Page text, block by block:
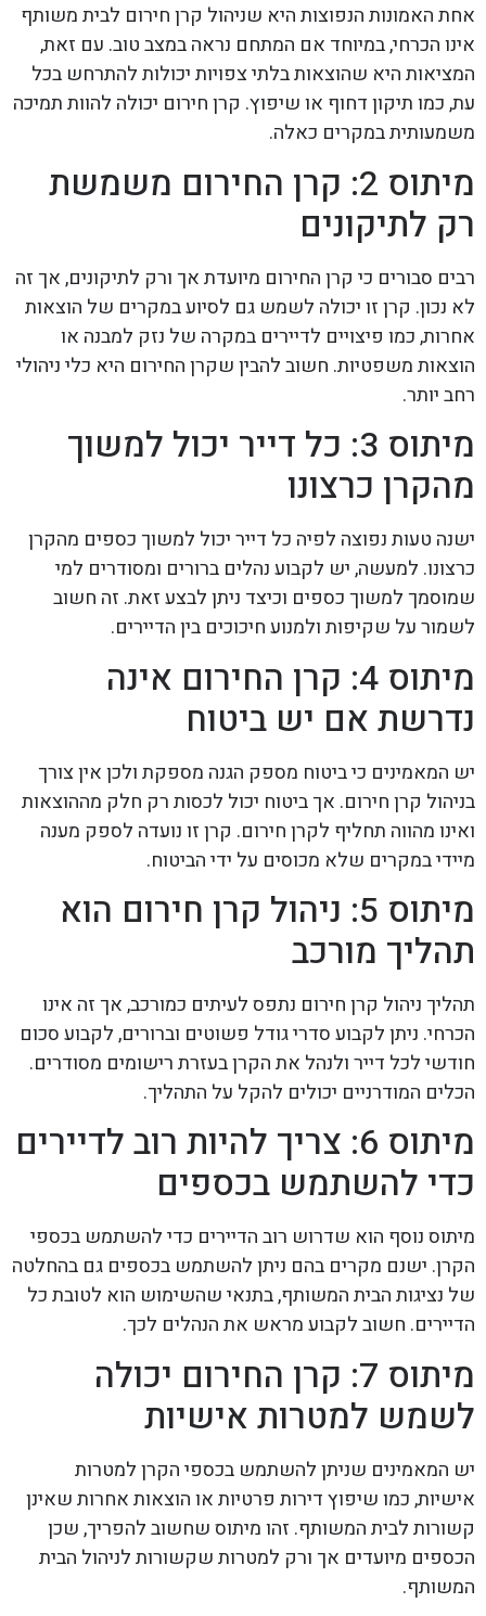
אחת האמונות הנפוצות היא שניהול קרן חירום לבית משותף
אינו הכרחי, במיוחד אם המתחם נראה במצב טוב. עם זאת,
המציאות היא שהוצאות בלתי צפויות יכולות להתרחש בכל
עת, כמו תיקון דחוף או שיפוץ. קרן חירום יכולה להוות תמיכה
משמעותית במקרים כאלה.
מיתוס 2: קרן החירום משמשת
רק לתיקונים
רבים סבורים כי קרן החירום מיועדת אך ורק לתיקונים, אך זה
לא נכון. קרן זו יכולה לשמש גם לסיוע במקרים של הוצאות
אחרות, כמו פיצויים לדיירים במקרה של נזק למבנה או
הוצאות משפטיות. חשוב להבין שקרן החירום היא כלי ניהולי
רחב יותר.
מיתוס 3: כל דייר יכול למשוך
מהקרן כרצונו
ישנה טעות נפוצה לפיה כל דייר יכול למשוך כספים מהקרן
כרצונו. למעשה, יש לקבוע נהלים ברורים ומסודרים למי
שמוסמך למשוך כספים וכיצד ניתן לבצע זאת. זה חשוב
לשמור על שקיפות ולמנוע חיכוכים בין הדיירים.
מיתוס 4: קרן החירום אינה
נדרשת אם יש ביטוח
יש המאמינים כי ביטוח מספק הגנה מספקת ולכן אין צורך
בניהול קרן חירום. אך ביטוח יכול לכסות רק חלק מההוצאות
ואינו מהווה תחליף לקרן חירום. קרן זו נועדה לספק מענה
מיידי במקרים שלא מכוסים על ידי הביטוח.
מיתוס 5: ניהול קרן חירום הוא
תהליך מורכב
תהליך ניהול קרן חירום נתפס לעיתים כמורכב, אך זה אינו
הכרחי. ניתן לקבוע סדרי גודל פשוטים וברורים, לקבוע סכום
חודשי לכל דייר ולנהל את הקרן בעזרת רישומים מסודרים.
הכלים המודרניים יכולים להקל על התהליך.
מיתוס 6: צריך להיות רוב לדיירים
כדי להשתמש בכספים
מיתוס נוסף הוא שדרוש רוב הדיירים כדי להשתמש בכספי
הקרן. ישנם מקרים בהם ניתן להשתמש בכספים גם בהחלטה
של נציגות הבית המשותף, בתנאי שהשימוש הוא לטובת כל
הדיירים. חשוב לקבוע מראש את הנהלים לכך.
מיתוס 7: קרן החירום יכולה
לשמש למטרות אישיות
יש המאמינים שניתן להשתמש בכספי הקרן למטרות
אישיות, כמו שיפוץ דירות פרטיות או הוצאות אחרות שאינן
קשורות לבית המשותף. זהו מיתוס שחשוב להפריך, שכן
הכספים מיועדים אך ורק למטרות שקשורות לניהול הבית
המשותף.